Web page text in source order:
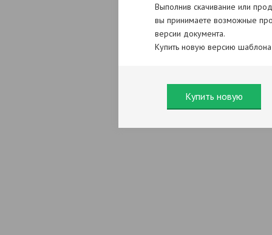
Выполнив скачивание или
вы принимаете возможные
версии документа.
Купить новую версию
Купить новую